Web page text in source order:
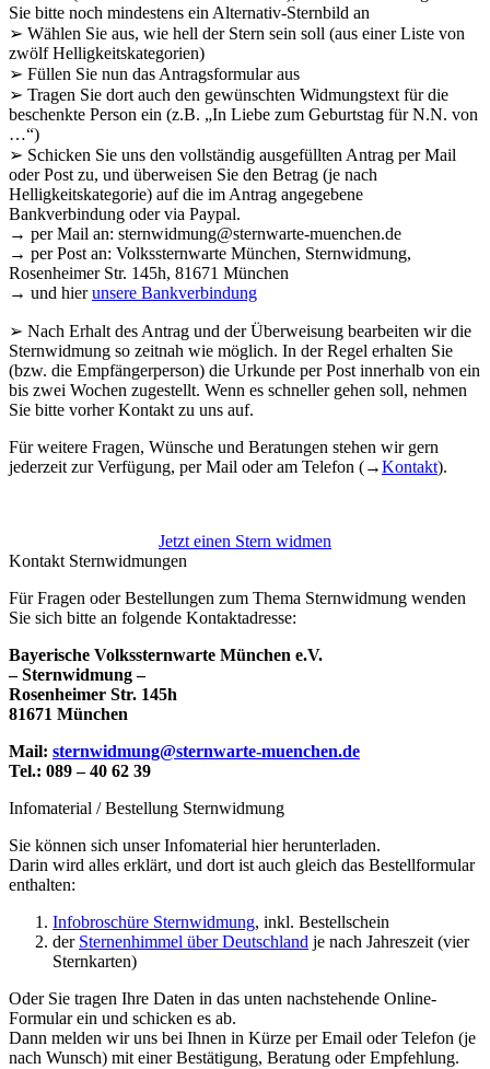
Sie bitte noch mindestens ein Alternativ-Sternbild an
➢ Wählen Sie aus, wie hell der Stern sein soll (aus einer Liste von
zwölf Helligkeitskategorien)
➢ Füllen Sie nun das Antragsformular aus
➢ Tragen Sie dort auch den gewünschten Widmungstext für die
beschenkte Person ein (z.B. „In Liebe zum Geburtstag für N.N. von
…“)
➢ Schicken Sie uns den vollständig ausgefüllten Antrag per Mail
oder Post zu, und überweisen Sie den Betrag (je nach
Helligkeitskategorie) auf die im Antrag angegebene
Bankverbindung oder via Paypal.
→ per Mail an: sternwidmung@sternwarte-muenchen.de
→ per Post an: Volkssternwarte München, Sternwidmung,
Rosenheimer Str. 145h, 81671 München
→ und hierunsere Bankverbindung
➢ Nach Erhalt des Antrag und der Überweisung bearbeiten wir die
Sternwidmung so zeitnah wie möglich. In der Regel erhalten Sie
(bzw. die Empfängerperson) die Urkunde per Post innerhalb von ein
bis zwei Wochen zugestellt. Wenn es schneller gehen soll, nehmen
Sie bitte vorher Kontakt zu uns auf.
Für weitere Fragen, Wünsche und Beratungen stehen wir gern
jederzeit zur Verfügung, per Mail oder am Telefon (→Kontakt).
Jetzt einen Stern widmen
Kontakt Sternwidmungen
Für Fragen oder Bestellungen zum Thema Sternwidmung wenden
Sie sich bitte an folgende Kontaktadresse:
Bayerische Volkssternwarte München e.V.
– Sternwidmung –
Rosenheimer Str. 145h
81671 München
Mail: sternwidmung@sternwarte-muenchen.de
Tel.: 089 – 40 62 39
Infomaterial / Bestellung Sternwidmung
Sie können sich unser Infomaterial hier herunterladen.
Darin wird alles erklärt, und dort ist auch gleich das Bestellformular
enthalten:
Infobroschüre Sternwidmung, inkl. Bestellschein
der Sternenhimmel über Deutschland je nach Jahreszeit (vier
Sternkarten)
Oder Sie tragen Ihre Daten in das unten nachstehende Online-
Formular ein und schicken es ab.
Dann melden wir uns bei Ihnen in Kürze per Email oder Telefon (je
nach Wunsch) mit einer Bestätigung, Beratung oder Empfehlung.